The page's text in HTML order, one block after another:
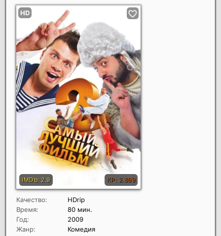
Качество:
HDrip
Время:
80 мин.
Год:
2009
Жанр:
Комедия